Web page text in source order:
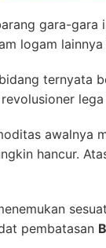
gara-
logam
hancur.
pembatasan